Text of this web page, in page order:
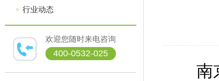
行业动态
欢迎您随时来电咨询
400-0532-025
南